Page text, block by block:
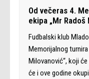
Od večeras 4.
ekipa „Mr Radoš
Fudbalski klub
Memorijalnog
Milovanović“, koji
će i ove godine